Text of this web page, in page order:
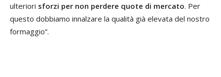
ulteriori sforzi per non perdere quote di mercato. Per
questo dobbiamo innalzare la qualità già elevata del nostro
formaggio”.